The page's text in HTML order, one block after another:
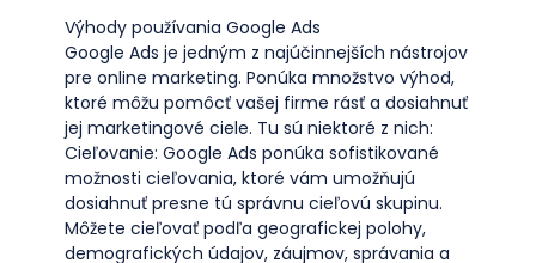
Výhody používania Google Ads
Google Ads je jedným z najúčinnejších nástrojov
pre online marketing. Ponúka množstvo výhod,
ktoré môžu pomôcť vašej firme rásť a dosiahnuť
jej marketingové ciele. Tu sú niektoré z nich:
Cieľovanie: Google Ads ponúka sofistikované
možnosti cieľovania, ktoré vám umožňujú
dosiahnuť presne tú správnu cieľovú skupinu.
Môžete cieľovať podľa geografickej polohy,
demografických údajov, záujmov, správania a